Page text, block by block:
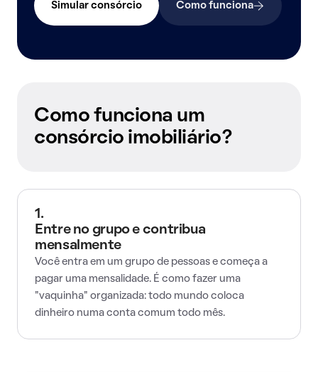
Simular consórcio Como funciona
Como funciona um
consórcio imobiliário?
1.
Entre no grupo e contribua
mensalmente
Você entra em um grupo de pessoas e começa a
pagar uma mensalidade. É como fazer uma
"vaquinha" organizada: todo mundo coloca
dinheiro numa conta comum todo mês.